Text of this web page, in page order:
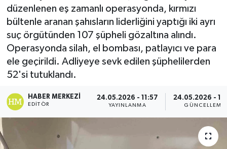
düzenlenen eş zamanlı operasyonda, kırmızı
bültenle aranan şahısların liderliğini yaptığı iki ayrı
suç örgütünden 107 şüpheli gözaltına alındı.
Operasyonda silah, el bombası, patlayıcı ve para
ele geçirildi. Adliyeye sevk edilen şüphelilerden
52'si tutuklandı.
HABER MERKEZI
EDITÖR
24.05.2026 - 11:57
YAYINLANMA
24.05.2026 -
GÜNCELLEME